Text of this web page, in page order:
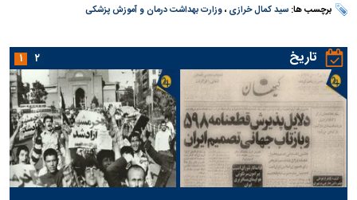
برچسب ها:سید کمال خرازی ،وزارت بهداشت درمان و آموزش پزشکی
تاریخ ۱ ۲